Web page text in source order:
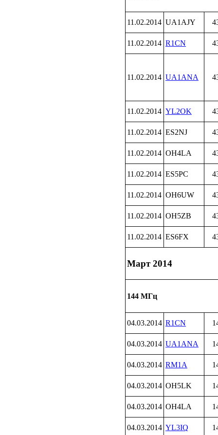
11.02.2014 UA1AJY
11.02.2014 R1CN
11.02.2014 UA1ANA
11.02.2014 YL2OK
11.02.2014 ES2NJ
11.02.2014 OH4LA
11.02.2014 ES5PC
11.02.2014 OH6UW
11.02.2014 OH5ZB
11.02.2014 ES6FX
Март 2014
144 МГц
04.03.2014 R1CN
04.03.2014 UA1ANA
04.03.2014 RM1A
04.03.2014 OH5LK
04.03.2014 OH4LA
04.03.2014 YL3IQ